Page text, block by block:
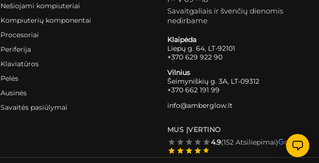
Nešiojami kompiuteriai
Kompiuterių komponentai
Procesoriai
Periferija
Klaviatūros
Pelės
Ausinės
Savaitės pasiūlymai
Savaitgaliais ir švenčių dienomis
nedirbame
Klaipėda
Liepų g. 64, LT-92101
+370 629 922 90
Vilnius
Šeimyniškių g. 3A, LT-09312
+370 662 191 99
info@amberglow.lt
MUS ĮVERTINO
4.9(152 Atsiliepimai)